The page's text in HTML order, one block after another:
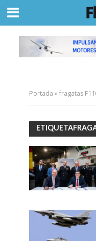
Portada »fragatas